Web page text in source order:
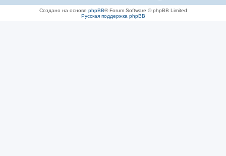
Создано на основе phpBB® Forum Software © phpBB Limited
Русская поддержка phpBB